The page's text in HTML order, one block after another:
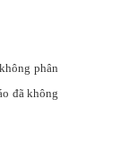
phân
đã không